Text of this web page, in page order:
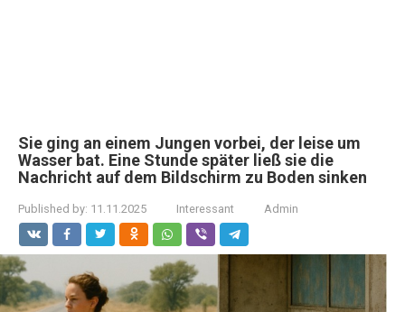
Sie ging an einem Jungen vorbei, der leise um
Wasser bat. Eine Stunde später ließ sie die
Nachricht auf dem Bildschirm zu Boden sinken
Published by: 11.11.2025 Interessant Admin